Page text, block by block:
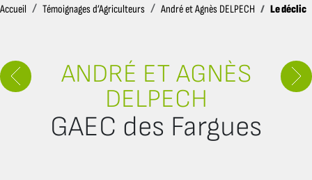
Accueil AccueilTémoignages d’Agriculteurs André et Agnès DELPECH Le déclic
ANDRÉ ET AGNÈS
DELPECH
GAEC des Fargues